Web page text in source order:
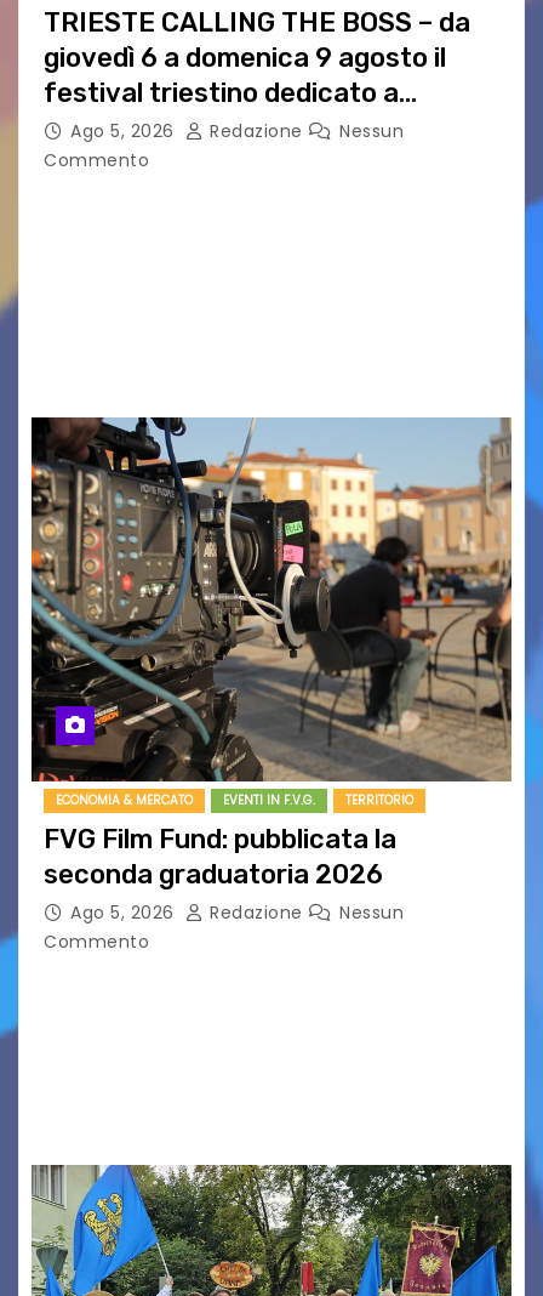
TRIESTE CALLING THE BOSS – da
giovedì 6 a domenica 9 agosto il
festival triestino dedicato a
Springsteen
Ago 5, 2026 Redazione
Nessun
Commento
ECONOMIA & MERCATO EVENTI IN F.V.G. TERRITORIO
FVG Film Fund: pubblicata la
seconda graduatoria 2026
Ago 5, 2026 Redazione
Nessun
Commento